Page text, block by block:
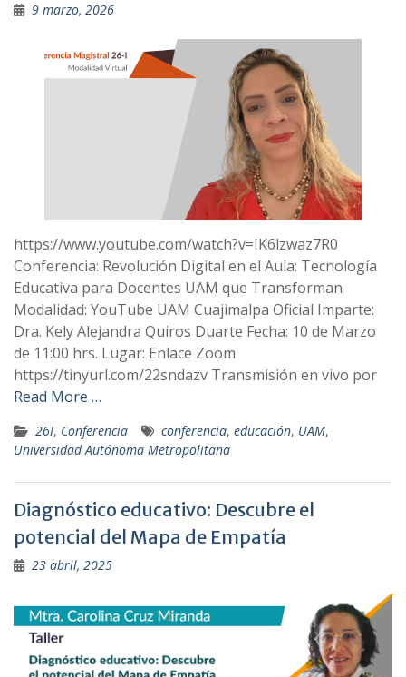
9 marzo, 2026
https://www.youtube.com/watch?v=IK6lzwaz7R0
Conferencia: Revolución Digital en el Aula: Tecnología
Educativa para Docentes UAM que Transforman
Modalidad: YouTube UAM Cuajimalpa Oficial Imparte:
Dra. Kely Alejandra Quiros Duarte Fecha: 10 de Marzo
de 11:00 hrs. Lugar: Enlace Zoom
https://tinyurl.com/22sndazv Transmisión en vivo por
Read More …
26I, Conferencia conferencia, educación, UAM,
Universidad Autónoma Metropolitana
Diagnóstico educativo: Descubre el
potencial del Mapa de Empatía
23 abril, 2025